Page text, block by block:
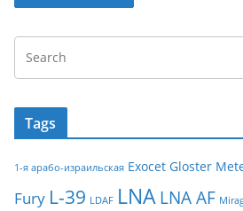
Tags
1-я арабо-израильская Exocet Gloster
Fury L-39 LDAF LNA LNA AF